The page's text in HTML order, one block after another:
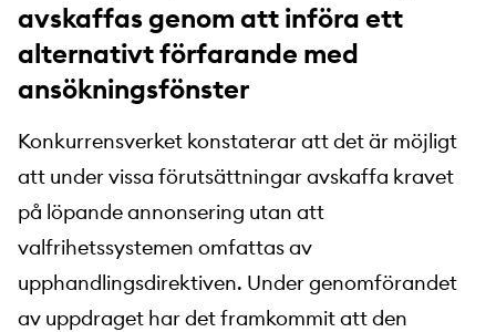
avskaffas genom att införa ett
alternativt förfarande med
ansökningsfönster
Konkurrensverket konstaterar att det är möjligt
att under vissa förutsättningar avskaffa kravet
på löpande annonsering utan att
valfrihetssystemen omfattas av
upphandlingsdirektiven. Under genomförandet
av uppdraget har det framkommit att den